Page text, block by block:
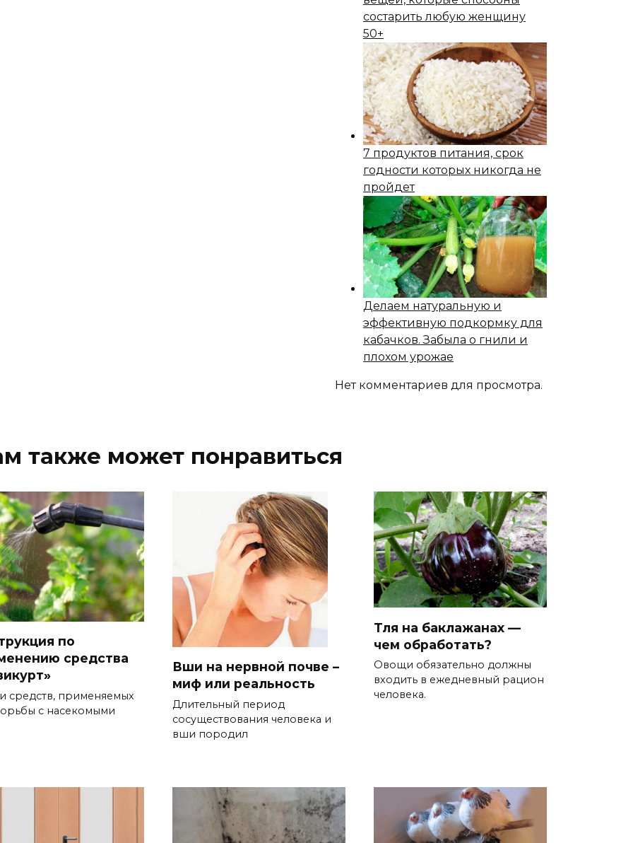
состapить любую женщину
50+
7 продуктов питания, срок
годности которых никогда не
пройдет
Делаем натуральную и
эффективную подкормку для
кабачков. Забыла о гнили и
плохом урожае
Нет комментариев для просмотра.
также может понравиться
по
средства
средств, применяемых
с насекомыми
Вши на нервной почве –
миф или реальность
Длительный период
сосуществования человека и
вши породил
Тля на баклажанах —
чем обработать?
Овощи обязательно должны
входить в ежедневный рацион
человека.